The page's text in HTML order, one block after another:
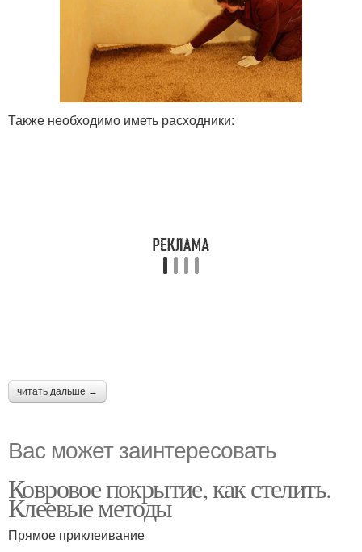
Также необходимо иметь расходники:
читать дальше →
Вас может заинтересовать
Ковровое покрытие, как стелить.
Клеевые методы
Прямое приклеивание